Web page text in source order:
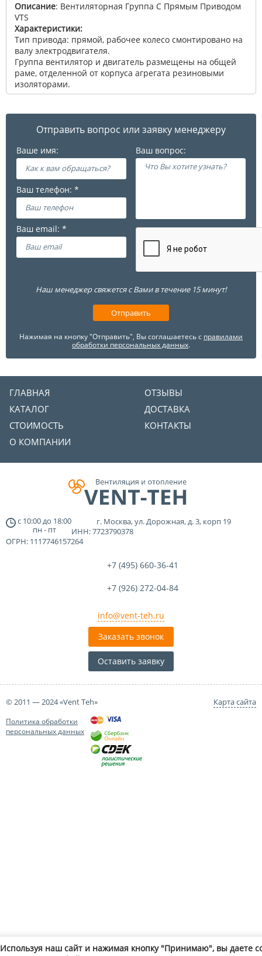
Описание: Вентиляторная Группа С Прямым Приводом
VTS
Характеристики:
Тип привода: прямой, рабочее колесо смонтировано на
валу электродвигателя.
Группа вентилятор и двигатель размещены на общей
раме, отделенной от корпуса агрегата резиновыми
изоляторами.
Отправить вопрос или заявку менеджеру
Наш менеджер свяжется с Вами в течение 15 минут!
Нажимая на кнопку "Отправить", Вы соглашаетесь с правилами
обработки персональных данных.
ГЛАВНАЯ
КАТАЛОГ
СТОИМОСТЬ
О КОМПАНИИ
ОТЗЫВЫ
ДОСТАВКА
КОНТАКТЫ
с 10:00до 18:00
пн - пт
г. Москва, ул. Дорожная, д. 3, корп 19
ИНН: 7723790378
ОГРН: 1117746157264
+7 (495) 660-36-41
+7 (926) 272-04-84
info@vent-teh.ru
Заказать звонок
Оставить заявку
© 2011 — 2024 «Vent Teh» Карта сайта
Политика обработки
персональных данных
Используя наш сайт и нажимая кнопку "Принимаю", вы даете